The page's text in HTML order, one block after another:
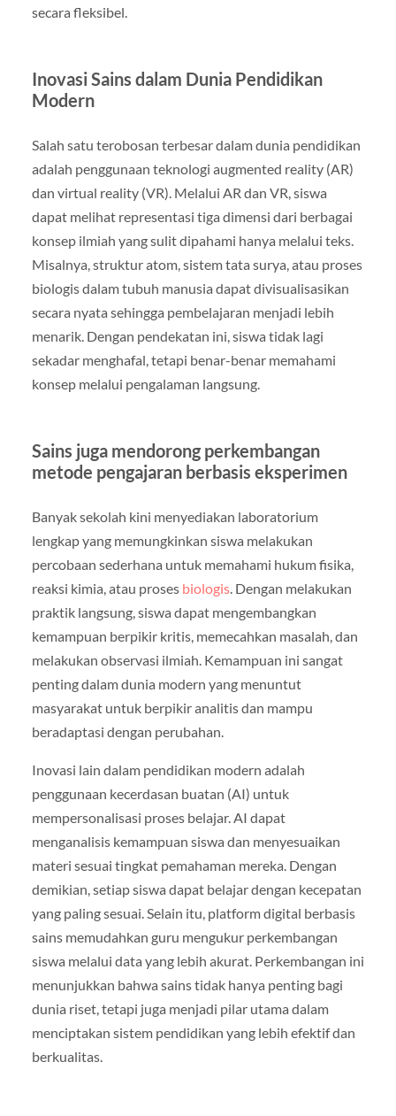
secara fleksibel.
Inovasi Sains dalam Dunia Pendidikan
Modern
Salah satu terobosan terbesar dalam dunia pendidikan
adalah penggunaan teknologi augmented reality (AR)
dan virtual reality (VR). Melalui AR dan VR, siswa
dapat melihat representasi tiga dimensi dari berbagai
konsep ilmiah yang sulit dipahami hanya melalui teks.
Misalnya, struktur atom, sistem tata surya, atau proses
biologis dalam tubuh manusia dapat divisualisasikan
secara nyata sehingga pembelajaran menjadi lebih
menarik. Dengan pendekatan ini, siswa tidak lagi
sekadar menghafal, tetapi benar-benar memahami
konsep melalui pengalaman langsung.
Sains juga mendorong perkembangan
metode pengajaran berbasis eksperimen
Banyak sekolah kini menyediakan laboratorium
lengkap yang memungkinkan siswa melakukan
percobaan sederhana untuk memahami hukum fisika,
reaksi kimia, atau proses biologis. Dengan melakukan
praktik langsung, siswa dapat mengembangkan
kemampuan berpikir kritis, memecahkan masalah, dan
melakukan observasi ilmiah. Kemampuan ini sangat
penting dalam dunia modern yang menuntut
masyarakat untuk berpikir analitis dan mampu
beradaptasi dengan perubahan.
Inovasi lain dalam pendidikan modern adalah
penggunaan kecerdasan buatan (AI) untuk
mempersonalisasi proses belajar. AI dapat
menganalisis kemampuan siswa dan menyesuaikan
materi sesuai tingkat pemahaman mereka. Dengan
demikian, setiap siswa dapat belajar dengan kecepatan
yang paling sesuai. Selain itu, platform digital berbasis
sains memudahkan guru mengukur perkembangan
siswa melalui data yang lebih akurat. Perkembangan ini
menunjukkan bahwa sains tidak hanya penting bagi
dunia riset, tetapi juga menjadi pilar utama dalam
menciptakan sistem pendidikan yang lebih efektif dan
berkualitas.